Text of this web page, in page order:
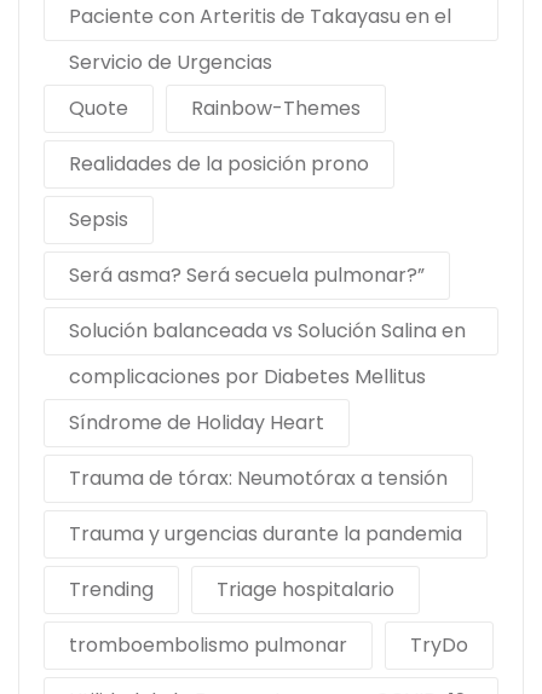
Paciente con Arteritis de Takayasu en el
Servicio de Urgencias
Quote
Rainbow-Themes
Realidades de la posición prono
Sepsis
Será asma? Será secuela pulmonar?”
Solución balanceada vs Solución Salina en
complicaciones por Diabetes Mellitus
Síndrome de Holiday Heart
Trauma de tórax: Neumotórax a tensión
Trauma y urgencias durante la pandemia
Trending
Triage hospitalario
tromboembolismo pulmonar
TryDo